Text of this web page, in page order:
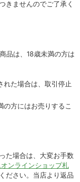
きませんのでご了承く
品は、18歳未満の方は
れた場合は、取引停止
方にはお売りするこ
た場合は、大変お手数
オンラインショップ札
ださい。当店より返品